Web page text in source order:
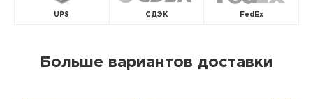
UPS СДЭК FedEx
Больше вариантов доставки